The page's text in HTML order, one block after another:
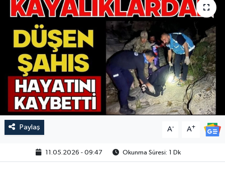
Paylaş A- A+
11.05.2026 - 09:47 Okunma Süresi: 1 Dk